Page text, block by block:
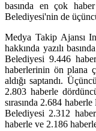
basında en çok
Belediyesi'nin de üçüncü
Medya Takip Ajansı
hakkında yazılı
Belediyesi 9.446
haberlerinin ön plana
aldığı saptandı.
2.803 haberle
sırasında 2.684
Belediyesi 2.312
haberle ve 2.186